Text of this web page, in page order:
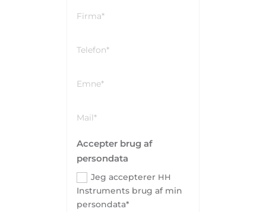
Accepter brug af
persondata
Jeg accepterer HH
Instruments brug af min
persondata*